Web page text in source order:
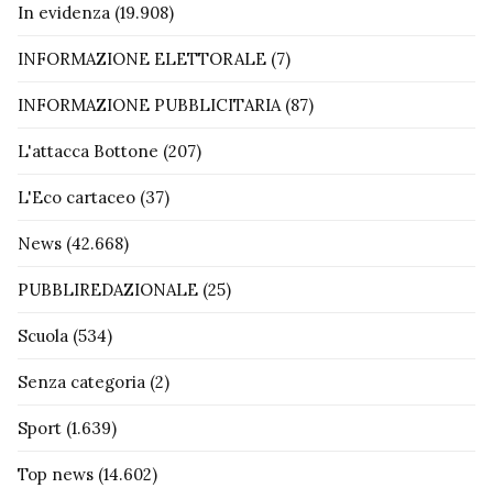
In evidenza (19.908)
INFORMAZIONE ELETTORALE (7)
INFORMAZIONE PUBBLICITARIA(87)
L'attacca Bottone (207)
L'Eco cartaceo (37)
News (42.668)
PUBBLIREDAZIONALE (25)
Scuola (534)
Senza categoria (2)
Sport (1.639)
Top news (14.602)